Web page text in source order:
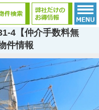
4【仲介手数料無
件情報